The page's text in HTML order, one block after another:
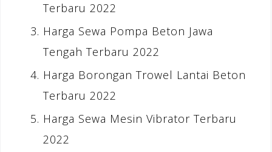
Terbaru 2022
Harga Sewa Pompa Beton Jawa
Tengah Terbaru 2022
Harga Borongan Trowel Lantai Beton
Terbaru 2022
Harga Sewa Mesin Vibrator Terbaru
2022